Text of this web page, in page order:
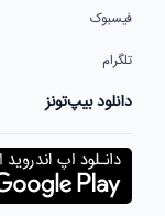
فیسبوک
تلگرام
دانلود بیپ‌تونز